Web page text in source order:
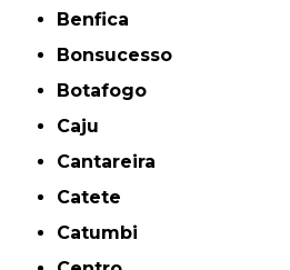
Benfica
Bonsucesso
Botafogo
Caju
Cantareira
Catete
Catumbi